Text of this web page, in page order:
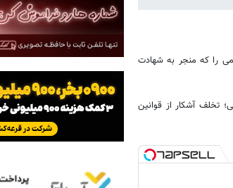
را که منجر به شهادت
تخلف آشکار از قوانین